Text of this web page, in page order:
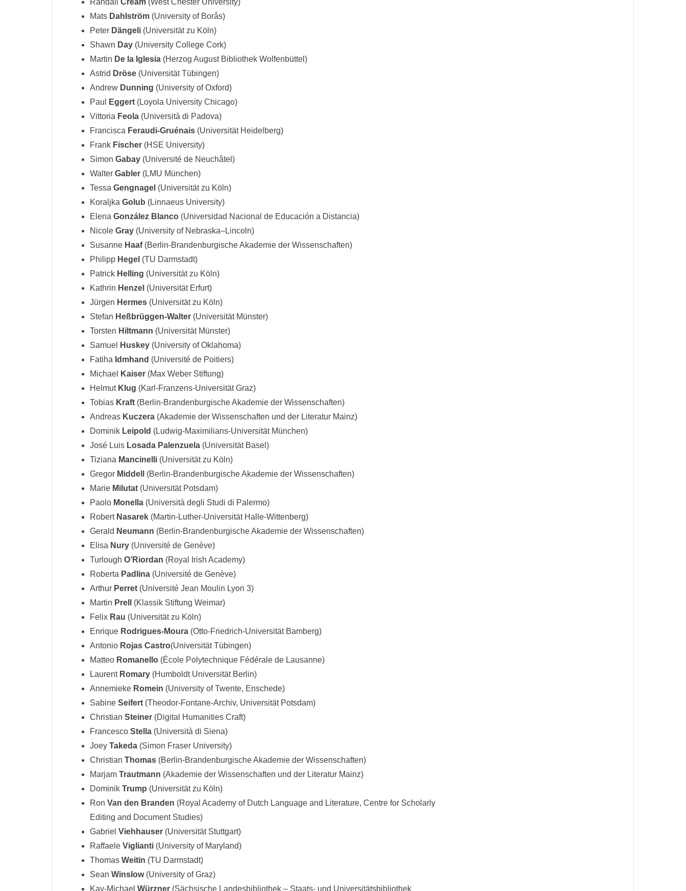
Randall Cream (West Chester University)
Mats Dahlström (University of Borås)
Peter Dängeli (Universität zu Köln)
Shawn Day (University College Cork)
Martin De la Iglesia (Herzog August Bibliothek Wolfenbüttel)
Astrid Dröse (Universität Tübingen)
Andrew Dunning (University of Oxford)
Paul
Eggert (Loyola University Chicago)
Vittoria Feola (Università di Padova)
Francisca Feraudi-Gruénais (Universität Heidelberg)
Frank Fischer (HSE University)
Simon Gabay (Université de Neuchâtel)
Walter Gabler (LMU München)
Tessa Gengnagel (Universität zu Köln)
Koraljka Golub (Linnaeus University)
Elena González Blanco (Universidad Nacional de Educación a Distancia)
Nicole Gray (University of Nebraska–Lincoln)
Susanne Haaf(Berlin-Brandenburgische Akademie der Wissenschaften)
Philipp Hegel (TU Darmstadt)
Patrick Helling (Universität zu Köln)
Kathrin Henzel (Universität Erfurt)
Jürgen Hermes (Universität zu Köln)
Stefan Heßbrüggen-Walter (Universität Münster)
Torsten Hiltmann (Universität Münster)
Samuel
Huskey (University of Oklahoma)
Fatiha Idmhand (Université de Poitiers)
Michael
Kaiser (Max Weber Stiftung)
Helmut Klug (Karl-Franzens-Universität Graz)
Tobias Kraft (Berlin-Brandenburgische Akademie der Wissenschaften)
Andreas Kuczera (Akademie der Wissenschaften und der Literatur Mainz)
Dominik Leipold (Ludwig-Maximilians-Universität München)
José Luis Losada Palenzuela (Universität Basel)
Tiziana Mancinelli (Universität zu Köln)
Gregor Middell
(Berlin-Brandenburgische Akademie der Wissenschaften)
Marie Milutat (Universität Potsdam)
Paolo Monella (Università degli Studi di Palermo)
Robert Nasarek (Martin-Luther-Universität Halle-Wittenberg)
Gerald Neumann (Berlin-Brandenburgische Akademie der Wissenschaften)
Elisa Nury (Université de Genève)
Turlough O’Riordan (Royal Irish Academy)
Roberta Padlina (Université de Genève)
Arthur Perret (Université Jean Moulin Lyon 3)
Martin Prell
(Klassik Stiftung Weimar)
Felix Rau (Universität zu Köln)
Enrique Rodrigues-Moura (Otto-Friedrich-Universität Bamberg)
Antonio Rojas Castro(Universität Tübingen)
Matteo Romanello (École Polytechnique Fédérale de Lausanne)
Laurent Romary (Humboldt Universität Berlin)
Annemieke Romein (University of Twente, Enschede)
Sabine Seifert (Theodor-Fontane-Archiv, Universität Potsdam)
Christian Steiner (Digital Humanities Craft)
Francesco Stella (Università di Siena)
Joey Takeda (Simon Fraser University)
Christian Thomas (Berlin-Brandenburgische Akademie der Wissenschaften)
Marjam Trautmann (Akademie der Wissenschaften und der Literatur Mainz)
Dominik Trump (Universität zu Köln)
Ron Van den Branden (Royal Academy of Dutch Language and Literature, Centre for Scholarly
Editing and Document Studies)
Gabriel Viehhauser (Universität Stuttgart)
Raffaele Viglianti (University of Maryland)
Thomas Weitin (TU Darmstadt)
Sean Winslow(University of Graz)
Kay-Michael Würzner (Sächsische Landesbibliothek – Staats- und Universitätsbibliothek